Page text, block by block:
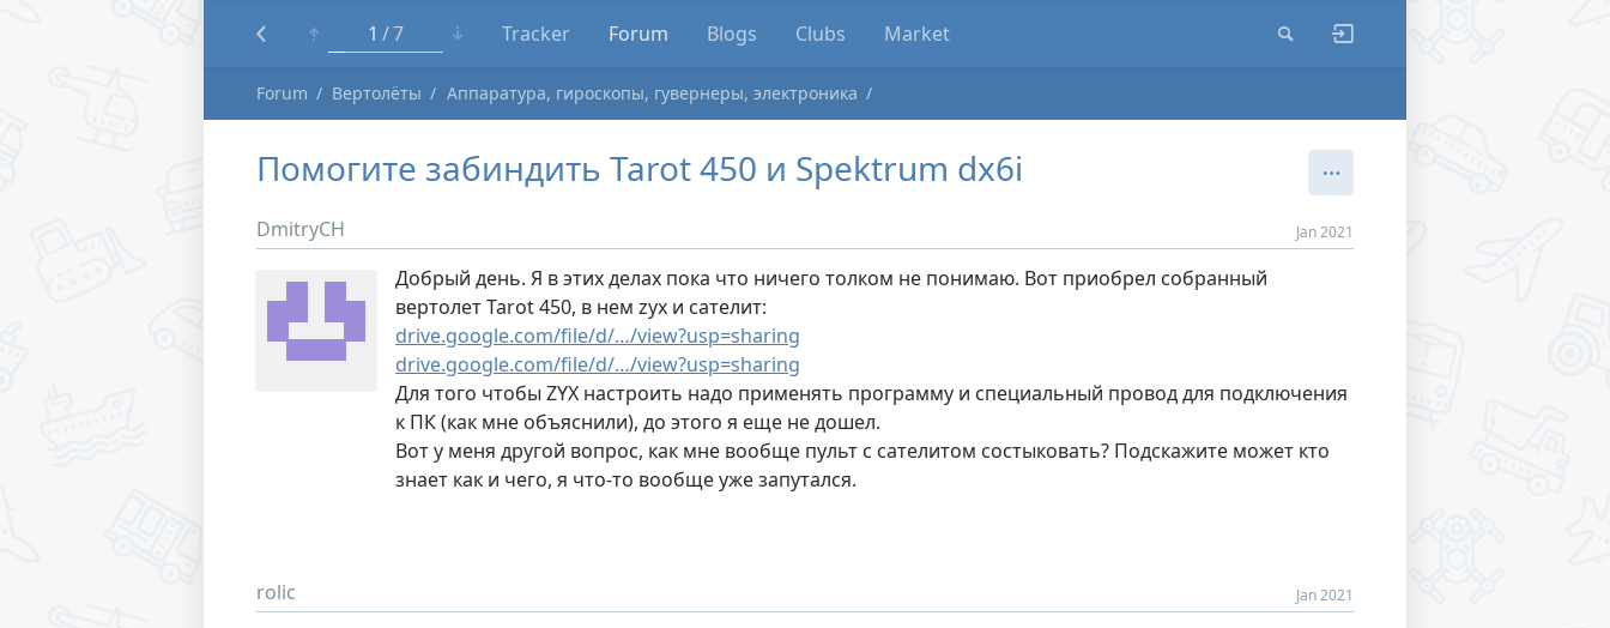
1 7 Tracker Forum Blogs Clubs Market
Forum Вертолёты Аппаратура, гироскопы, гувернеры, электроника
Помогите забиндить Tarot 450 и Spektrum dx6i
DmitryCH Jan 2021
Добрый день. Я в этих делах пока что ничего толком не понимаю. Вот приобрел собранный
вертолет Tarot 450, в нем zyx и сателит:
drive.google.com/file/d/…/view?usp=sharing
drive.google.com/file/d/…/view?usp=sharing
Для того чтобы ZYX настроить надо применять программу и специальный провод для подключения
к ПК (как мне объяснили), до этого я еще не дошел.
Вот у меня другой вопрос, как мне вообще пульт с сателитом состыковать? Подскажите может кто
знает как и чего, я что-то вообще уже запутался.
rolic Jan 2021